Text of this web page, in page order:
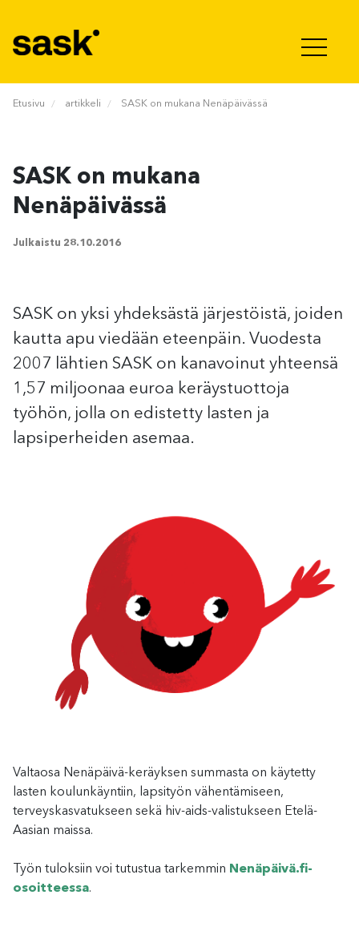
Etusivu artikkeli SASK on mukana Nenäpäivässä
SASK on mukana
Nenäpäivässä
Julkaistu 28.10.2016
SASK on yksi yhdeksästä järjestöistä, joiden
kautta apu viedään eteenpäin. Vuodesta
2007 lähtien SASK on kanavoinut yhteensä
1,57 miljoonaa euroa keräystuottoja
työhön, jolla on edistetty lasten ja
lapsiperheiden asemaa.
Valtaosa Nenäpäivä-keräyksen summasta on käytetty
lasten koulunkäyntiin, lapsityön vähentämiseen,
terveyskasvatukseen sekä hiv-aids-valistukseen Etelä-
Aasian maissa.
Työn tuloksiin voi tutustua tarkemmin Nenäpäivä.fi-
osoitteessa.